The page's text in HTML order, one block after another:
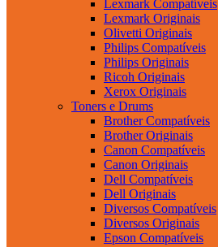
Lexmark Compatíveis
Lexmark Originais
Olivetti Originais
Philips Compatíveis
Philips Originais
Ricoh Originais
Xerox Originais
Toners e Drums
Brother Compatíveis
Brother Originais
Canon Compatíveis
Canon Originais
Dell Compatíveis
Dell Originais
Diversos Compatíveis
Diversos Originais
Epson Compatíveis